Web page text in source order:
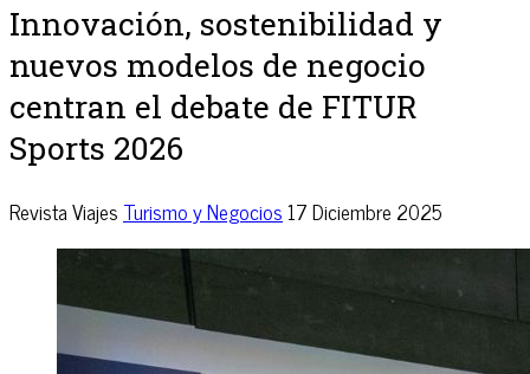
Innovación, sostenibilidad y
nuevos modelos de negocio
centran el debate de FITUR
Sports 2026
Revista Viajes Turismo y Negocios17 Diciembre 2025